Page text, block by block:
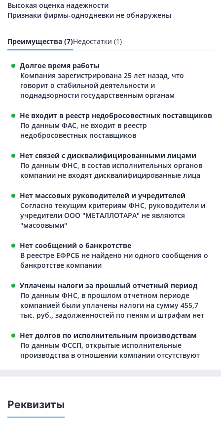
Высокая оценка надежности
Признаки фирмы-однодневки не обнаружены
Преимущества (7)Недостатки (1)
Долгое время работы
Компания зарегистрирована 25 лет назад, что
говорит о стабильной деятельности и
поднадзорности государственным органам
Не входит в реестр недобросовестных поставщиков
По данным ФАС, не входит в реестр
недобросовестных поставщиков
Нет связей с дисквалифицированными лицами
По данным ФНС, в состав исполнительных органов
компании не входят дисквалифицированные лица
Нет массовых руководителей и учредителей
Согласно текущим критериям ФНС, руководители и
учредители ООО "МЕТАЛЛОТАРА" не являются
"масоовыми"
Нет сообщений о банкротстве
В реестре ЕФРСБ не найдено ни одного сообщения о
банкротстве компании
Уплачены налоги за прошлый отчетный период
По данным ФНС, в прошлом отчетном периоде
компанией были уплачены налоги на сумму 455,7
тыс. руб., задолженностей по пеням и штрафам нет
Нет долгов по исполнительным производствам
По данным ФССП, открытые исполнительные
производства в отношении компании отсутствуют
Реквизиты